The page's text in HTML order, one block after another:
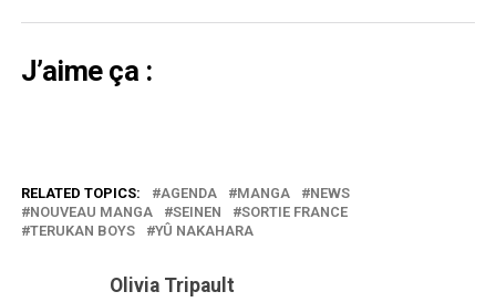
J’aime ça :
RELATED TOPICS: AGENDA MANGA
NEWS
NOUVEAU MANGA
SEINEN
SORTIE FRANCE
TERUKAN BOYS
YÛ NAKAHARA
Olivia Tripault